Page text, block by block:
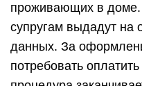
проживающих в
супругам выдадут на
данных. За
потребовать